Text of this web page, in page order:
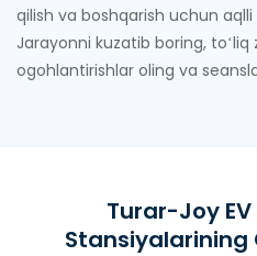
qilish va boshqarish uchun
Jarayonni kuzatib boring, toʻliq
ogohlantirishlar oling va
Turar-Joy
Stansiyalarining